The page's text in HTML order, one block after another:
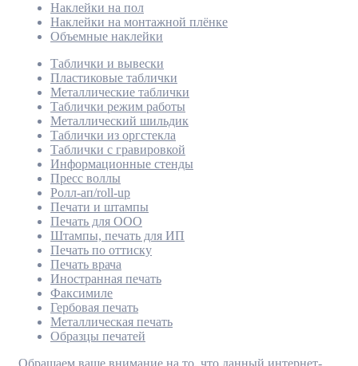
Наклейки на пол
Наклейки на монтажной плёнке
Объемные наклейки
Таблички и вывески
Пластиковые таблички
Металлические таблички
Таблички режим работы
Металлический шильдик
Таблички из оргстекла
Таблички с гравировкой
Информационные стенды
Пресс воллы
Ролл-ап/roll-up
Печати и штампы
Печать для ООО
Штампы, печать для ИП
Печать по оттиску
Печать врача
Иностранная печать
Факсимиле
Гербовая печать
Металлическая печать
Образцы печатей